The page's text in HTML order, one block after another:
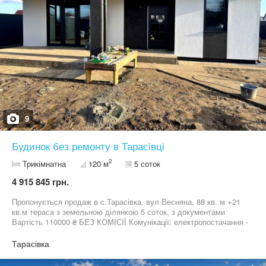
9
Будинок без ремонту в Тарасівці
Трикімнатна 120 м2 5 соток
4 915 845 грн.
Пропонується продаж в с.Тарасівка, вул Весняна, 88 кв. м +21
кв.м тераса з земельною ділянкою 5 соток, з документами
Вартість 110000 ₴ БЕЗ КОМІСІЇ Комунікації: електропостачання -
можливість підключити газ Локація: добре розвинена
транспортна розв'язка, за 500 м від головної дороги на
Київ,поруч зупинка громадського транспорту Розвинена
Тарасівка